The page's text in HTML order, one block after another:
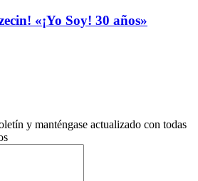
«¡Yo Soy! 30 años»
y manténgase actualizado con todas